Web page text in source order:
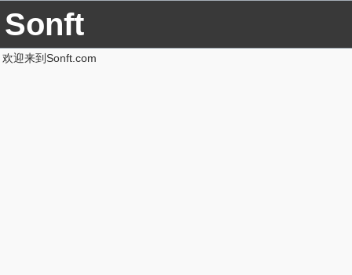
Sonft
欢迎来到Sonft.com